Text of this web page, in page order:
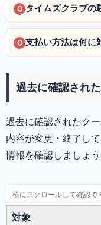
Q タイムズクラブの
Q 支払い方法は何に
過去に確認され
過去に確認されたク
内容が変更・終了し
情報を確認しましょう
対象